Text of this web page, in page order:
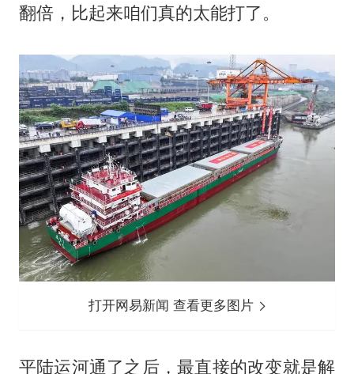
翻倍，比起来咱们真的太能打了。
打开网易新闻 查看更多图片
平陆运河通了之后，最直接的改变就是解